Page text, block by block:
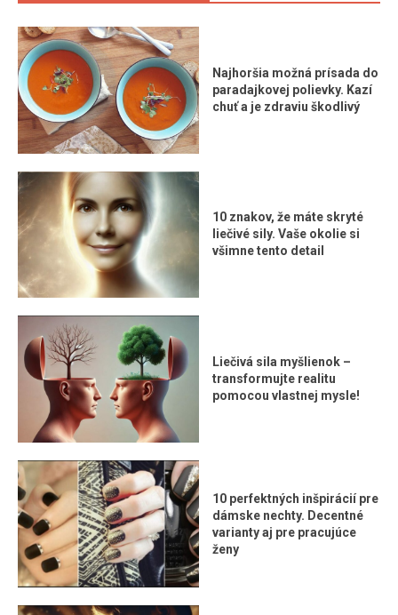
Najhoršia možná prísada do
paradajkovej polievky. Kazí
chuť a je zdraviu škodlivý
10 znakov, že máte skryté
liečivé sily. Vaše okolie si
všimne tento detail
Liečivá sila myšlienok –
transformujte realitu
pomocou vlastnej mysle!
10 perfektných inšpirácií pre
dámske nechty. Decentné
varianty aj pre pracujúce
ženy